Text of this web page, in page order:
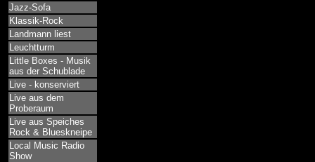
Jazz-Sofa
Klassik-Rock
Landmann liest
Leuchtturm
Little Boxes - Musik
aus der Schublade
Live - konserviert
Live aus dem
Proberaum
Live aus Speiches
Rock & Blueskneipe
Local Music Radio
Show